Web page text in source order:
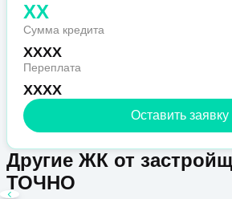
XX
Сумма кредита
XXXX
Переплата
XXXX
Оставить заявку
Другие ЖК от
ТОЧНО